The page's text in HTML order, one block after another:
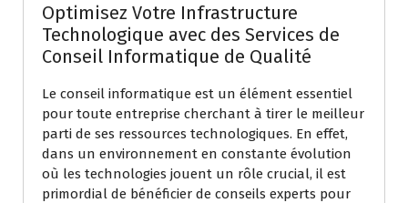
Optimisez Votre Infrastructure
Technologique avec des Services de
Conseil Informatique de Qualité
Le conseil informatique est un élément essentiel
pour toute entreprise cherchant à tirer le meilleur
parti de ses ressources technologiques. En effet,
dans un environnement en constante évolution
où les technologies jouent un rôle crucial, il est
primordial de bénéficier de conseils experts pour